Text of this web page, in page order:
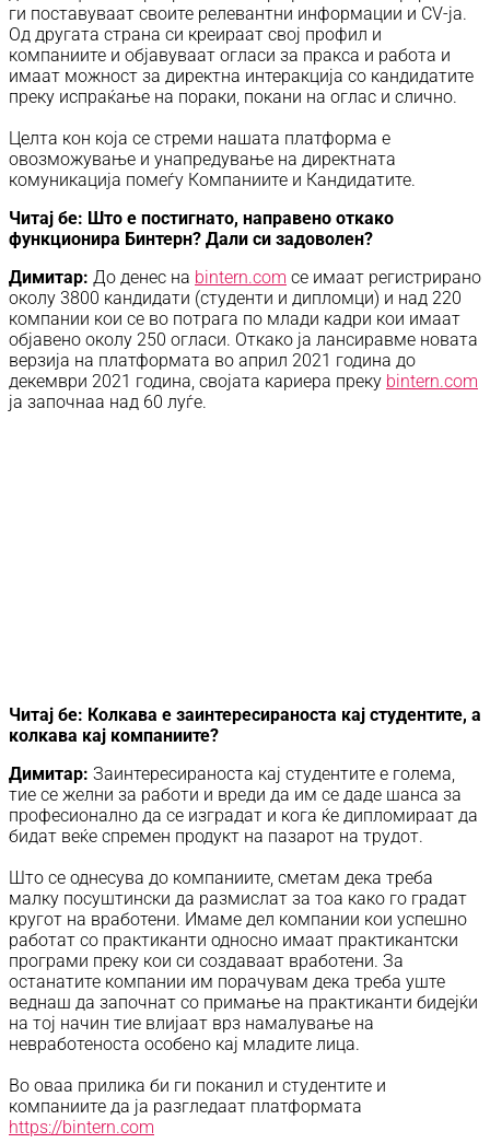
ги поставуваат своите релевантни информации и CV-ја.
Од другата страна си креираат свој профил и
компаниите и објавуваат огласи за пракса и работа и
имаат можност за директна интеракција со кандидатите
преку испраќање на пораки, покани на оглас и слично.
Целта кон која се стреми нашата платформа е
овозможување и унапредување на директната
комуникација помеѓу Компаниите и Кандидатите.
Читај бе: Што е постигнато, направено откако
функционира Бинтерн? Дали си задоволен?
Димитар: До денес на bintern.com се имаат регистрирано
околу 3800 кандидати (студенти и дипломци) и над 220
компании кои се во потрага по млади кадри кои имаат
објавено околу 250 огласи. Откако ја лансиравме новата
верзија на платформата во април 2021 година до
декември 2021 година, својата кариера преку bintern.com
ја започнаа над 60 луѓе.
Читај бе: Колкава е заинтересираноста кај студентите, а
колкава кај компаниите?
Димитар: Заинтересираноста кај студентите е голема,
тие се желни за работи и вреди да им се даде шанса за
професионално да се изградат и кога ќе дипломираат да
бидат веќе спремен продукт на пазарот на трудот.
Што се однесува до компаниите, сметам дека треба
малку посуштински да размислат за тоа како го градат
кругот на вработени. Имаме дел компании кои успешно
работат со практиканти односно имаат практикантски
програми преку кои си создаваат вработени. За
останатите компании им порачувам дека треба уште
веднаш да започнат со примање на практиканти бидејќи
на тој начин тие влијаат врз намалување на
невработеноста особено кај младите лица.
Во оваа прилика би ги поканил и студентите и
компаниите да ја разгледаат платформата
https://bintern.com